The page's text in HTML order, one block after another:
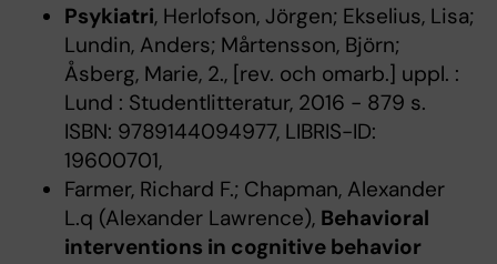
Psykiatri, Herlofson, Jörgen; Ekselius, Lisa;
Lundin, Anders; Mårtensson, Björn;
Åsberg, Marie, 2., [rev. och omarb.] uppl. :
Lund : Studentlitteratur, 2016 - 879 s.
ISBN: 9789144094977, LIBRIS-ID:
19600701,
Farmer, Richard F.; Chapman, Alexander
L.q (Alexander Lawrence), Behavioral
interventions in cognitive behavior